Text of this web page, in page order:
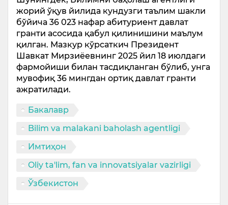
жорий ўқув йилида кундузги таълим шакли
бўйича 36 023 нафар абитуриент давлат
гранти асосида қабул қилинишини маълум
қилган. Мазкур кўрсаткич Президент
Шавкат Мирзиёевнинг 2025 йил 18 июлдаги
фармойиши билан тасдиқланган бўлиб, унга
мувофиқ 36 мингдан ортиқ давлат гранти
ажратилади.
Бакалавр
Bilim va malakani baholash agentligi
Имтиҳон
Oliy ta'lim, fan va innovatsiyalar vazirligi
Ўзбекистон